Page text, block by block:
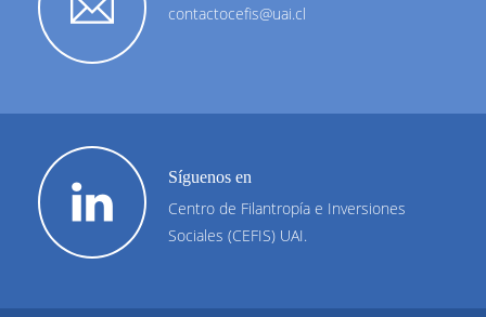
contactocefis@uai.cl
Síguenos en
Centro de Filantropía e Inversiones
Sociales (CEFIS) UAI.